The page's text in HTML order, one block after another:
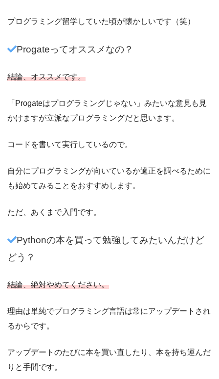
プログラミング留学していた頃が懐かしいです（笑）
Progateってオススメなの？
結論、オススメです。
「Progateはプログラミングじゃない」みたいな意見も見
かけますが立派なプログラミングだと思います。
コードを書いて実行しているので。
自分にプログラミングが向いているか適正を調べるために
も始めてみることをおすすめします。
ただ、あくまで入門です。
Pythonの本を買って勉強してみたいんだけど
どう？
結論、絶対やめてください。
理由は単純でプログラミング言語は常にアップデートされ
るからです。
アップデートのたびに本を買い直したり、本を持ち運んだ
りと手間です。